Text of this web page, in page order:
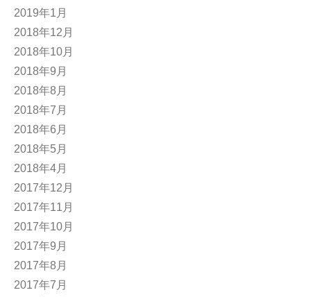
2019年1月
2018年12月
2018年10月
2018年9月
2018年8月
2018年7月
2018年6月
2018年5月
2018年4月
2017年12月
2017年11月
2017年10月
2017年9月
2017年8月
2017年7月